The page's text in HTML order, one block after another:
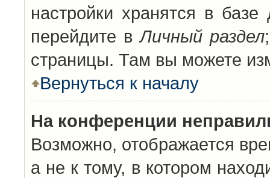
настройки хранятся в
перейдите вЛичный раздел
страницы. Там вы можете
Вернуться к началу
На конференции
Возможно, отображается
а не к тому, в котором